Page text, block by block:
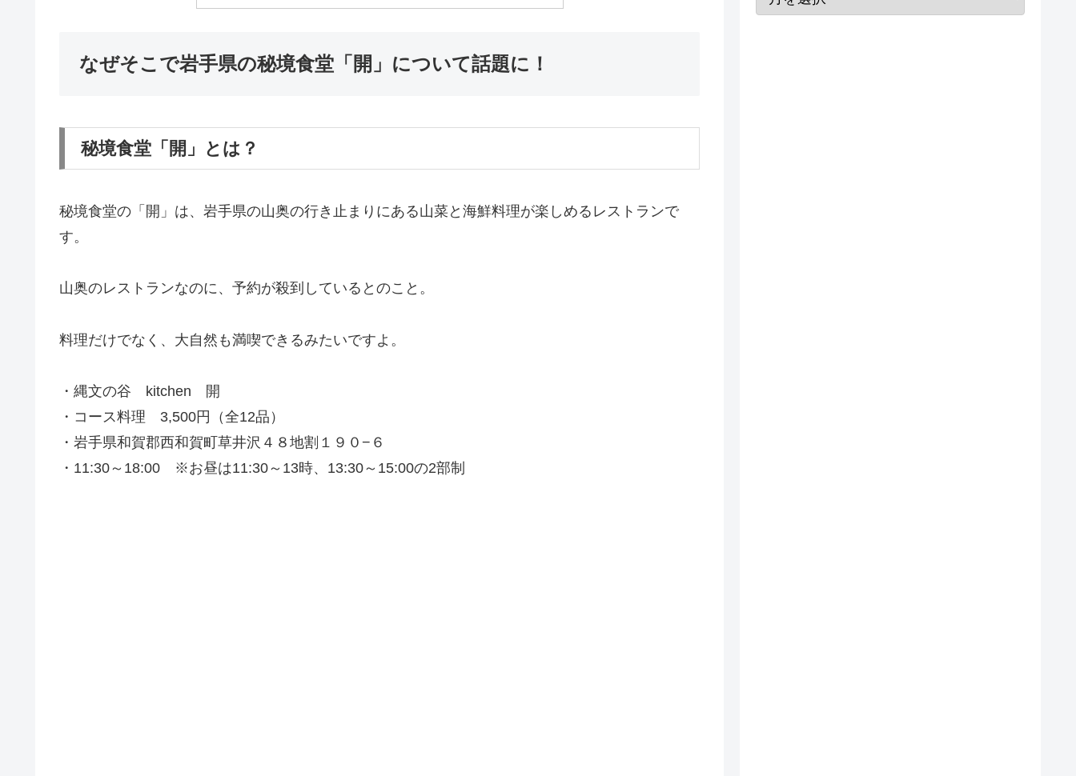
なぜそこで岩手県の秘境食堂「開」について話題に！
秘境食堂「開」とは？
秘境食堂の「開」は、岩手県の山奥の行き止まりにある山菜と海鮮料理が楽しめるレストランで
す。
山奥のレストランなのに、予約が殺到しているとのこと。
料理だけでなく、大自然も満喫できるみたいですよ。
・縄文の谷 kitchen 開
・コース料理 3,500円（全12品）
・岩手県和賀郡西和賀町草井沢４８地割１９０−６
・11:30～18:00 ※お昼は11:30～13時、13:30～15:00の2部制